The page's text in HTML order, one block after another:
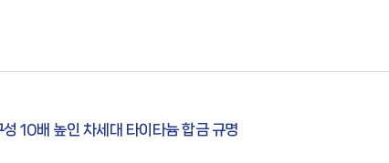
10배 높인 차세대 타이타늄 합금 규명